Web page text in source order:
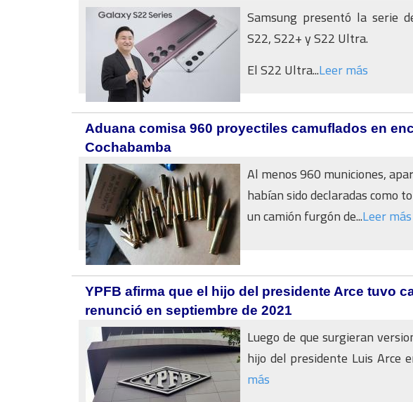
Samsung presentó la serie
S22, S22+ y S22 Ultra.
El S22 Ultra...Leer más
Aduana comisa 960 proyectiles camuflados en
Cochabamba
Al menos 960 municiones,
habían sido declaradas como
un camión furgón de...Leer más
YPFB afirma que el hijo del presidente Arce tuvo
renunció en septiembre de 2021
Luego de que surgieran
hijo del presidente Luis Arce
más